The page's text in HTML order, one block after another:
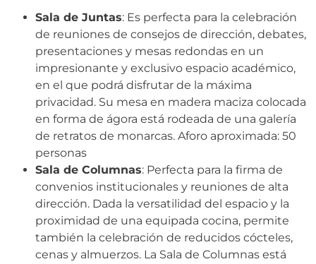
Sala de Juntas: Es perfecta para la celebración
de reuniones de consejos de dirección, debates,
presentaciones y mesas redondas en un
impresionante y exclusivo espacio académico,
en el que podrá disfrutar de la máxima
privacidad. Su mesa en madera maciza colocada
en forma de ágora está rodeada de una galería
de retratos de monarcas. Aforo aproximada: 50
personas
Sala de Columnas: Perfecta para la firma de
convenios institucionales y reuniones de alta
dirección. Dada la versatilidad del espacio y la
proximidad de una equipada cocina, permite
también la celebración de reducidos cócteles,
cenas y almuerzos. La Sala de Columnas está